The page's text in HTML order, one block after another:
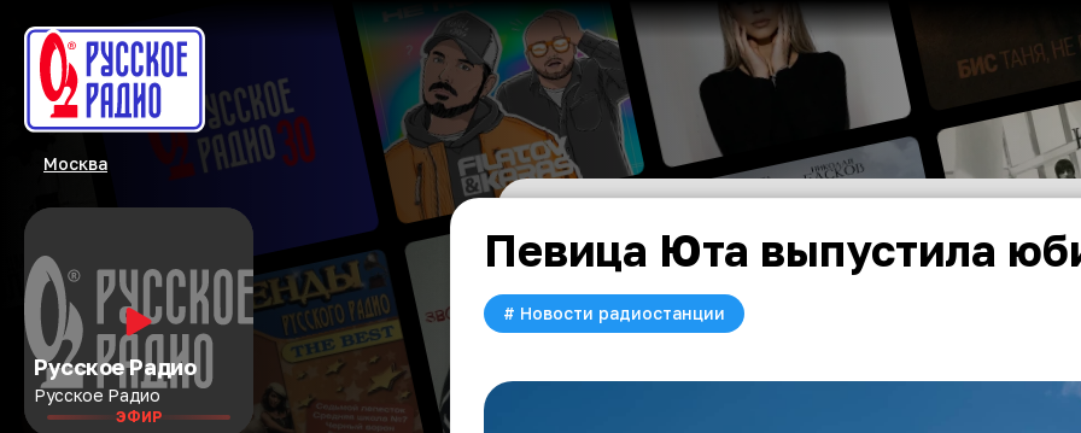
Москва
Русское Радио
Русское Радио
ЭФИР
Певица Юта выпустила
# Новости радиостанции